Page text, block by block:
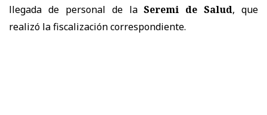
llegada de personal de laSeremi de Salud, que
realizó la fiscalización correspondiente.